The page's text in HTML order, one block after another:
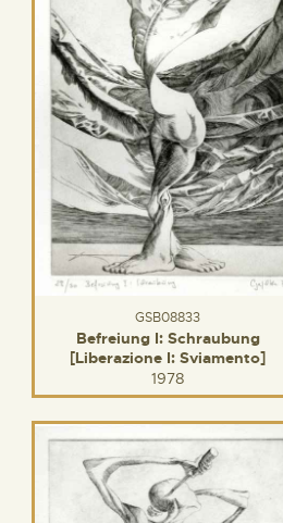
GSB08833
Befreiung I: Schraubung
[Liberazione I: Sviamento]
1978